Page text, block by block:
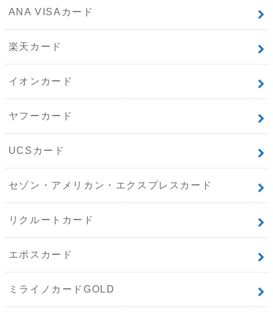
ANA VISAカード
楽天カード
イオンカード
ヤフーカード
UCSカード
セゾン・アメリカン・エクスプレスカード
リクルートカード
エポスカード
ミライノカードGOLD